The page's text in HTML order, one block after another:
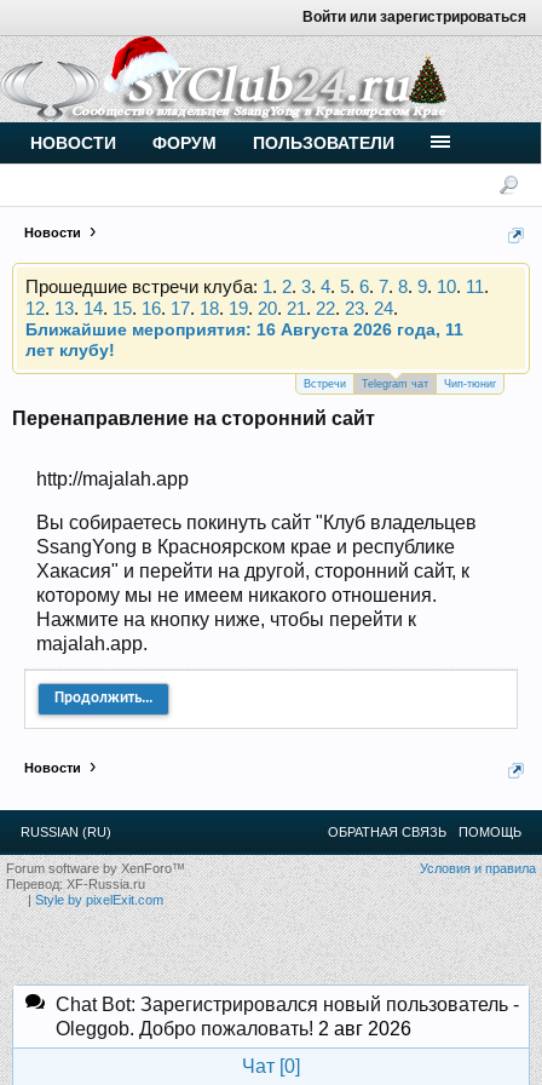
Войти или зарегистрироваться
Новости
Внимание, новые участники нашего клуба!
Основное общение происходит вTelegram-чате.
Присоединяйтесь.
Чип-тюнинг (прошивка) дизелей от
Vahmurka
12.13.14.15.16.17.18.19.20.21.22.23.24.
Ближайшие мероприятия: 16 Августа 2026 года, 11
лет клубу!
Внимание, новые участники нашего клуба!
Основное общение происходит вTelegram-чате.
Чип-тюнинг (прошивка) дизелей от
Прошедшие встречи клуба:1.2 .3.4 .5 .6.7.8.9.10
12.13.14.15.16.17.18 .19.20.21 22.23.24.
Ближайшие мероприятия: 16 Августа 2026 года, 11
лет клубу!
Встречи Telegram чат Чип-тюниг
Перенаправление на сторонний сайт
http://majalah.app
Вы собираетесь покинуть сайт "Клуб владельцев
SsangYong в Красноярском крае и республике
Хакасия" и перейти на другой, сторонний сайт, к
которому мы не имеем никакого отношения.
Нажмите на кнопку ниже, чтобы перейти к
majalah.app.
Продолжить...
Новости
НОВОСТИ ФОРУМ ПОЛЬЗОВАТЕЛИ
RUSSIAN (RU) ОБРАТНАЯ СВЯЗЬ ПОМОЩЬ
Условия и правила
Forum software by XenForo™
Перевод:XF-Russia.ru
|Style by pixelExit.com
Chat Bot: Зарегистрировался новый пользователь -
Oleggob. Добро пожаловать! 2 авг 2026
Чат [0]